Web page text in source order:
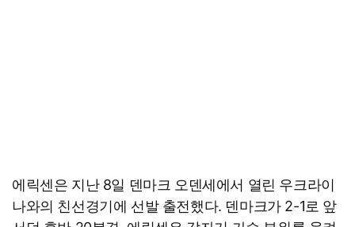
에릭센은 지난 8일 덴마크 오덴세에서 열린 우크라이
나와의 친선경기에 선발 출전했다. 덴마크가 2-1로 앞